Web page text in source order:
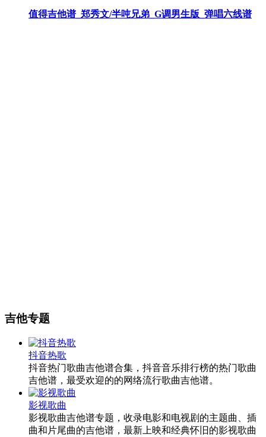
值得吉他谱_郑秀文/半吨兄弟_G调男生版_弹唱六线谱
吉他专题
抖音热歌
抖音热门歌曲吉他谱合集，抖音音乐排行榜的热门歌曲
吉他谱，最受欢迎的的网络流行歌曲吉他谱。
影视歌曲
影视歌曲吉他谱专题，收录电影和电视剧的主题曲、插
曲和片尾曲的吉他谱，最新上映和经典怀旧的影视歌曲